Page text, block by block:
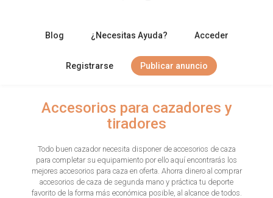
Blog ¿Necesitas Ayuda? Acceder
Registrarse Publicar anuncio
ARMAS CORTAS
TIRO Y COMPETICIÓN
Accesorios para cazadores y
tiradores
Todo buen cazador necesita disponer de accesorios de caza
para completar su equipamiento por ello aquí encontrarás los
mejores accesorios para caza en oferta. Ahorra dinero al comprar
accesorios de caza de segunda mano y práctica tu deporte
favorito de la forma más económica posible, al alcance de todos.